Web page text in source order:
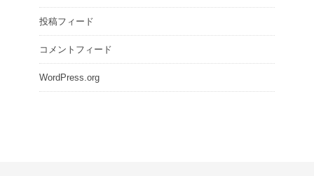
投稿フィード
コメントフィード
WordPress.org